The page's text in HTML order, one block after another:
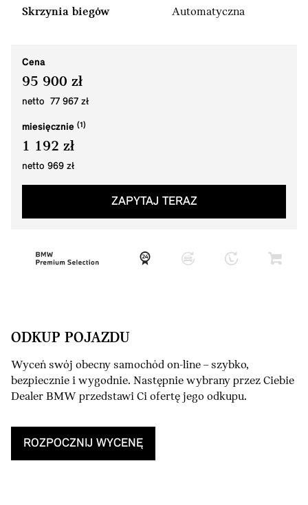
Skrzynia biegów Automatyczna
Cena
95 900 zł
netto 77 967 zł
miesięcznie
1 192 zł
netto 969 zł
ZAPYTAJ TERAZ
ODKUP POJAZDU
Wyceń swój obecny samochód on-line – szybko,
bezpiecznie i wygodnie. Następnie wybrany przez Ciebie
Dealer BMW przedstawi Ci ofertę jego odkupu.
ROZPOCZNIJ WYCENĘ